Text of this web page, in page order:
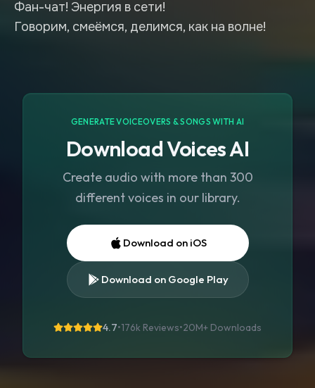
Фан-чат! Энергия в сети!
GENERATE VOICEOVERS & SONGS WITH AI
Download Voices AI
Create audio with more than 300
different voices in our library.
Download on iOS
Download on Google Play
4.7•176k Reviews•20M+ Downloads